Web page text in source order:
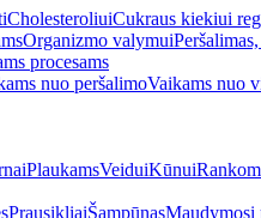
CholesteroliuiCukraus kiekiui
Organizmo valymui
procesams
nuo peršalimoVaikams nuo
PlaukamsVeiduiKūnui
PrausikliaiŠampūnasMaudymosi